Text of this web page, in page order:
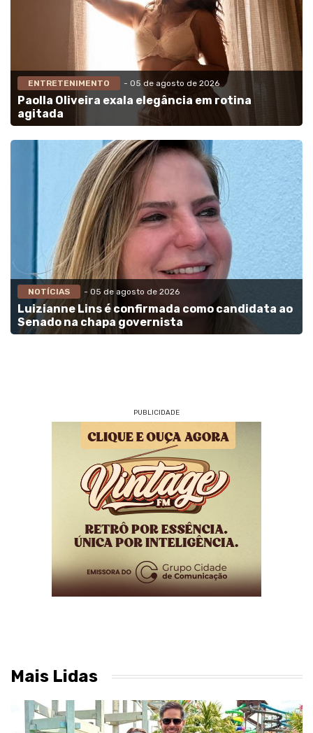
ENTRETENIMENTO - 05 de agosto de 2026
Paolla Oliveira exala elegância em rotina
agitada
NOTÍCIAS - 05 de agosto de 2026
Luizianne Lins é confirmada como candidata ao
Senado na chapa governista
PUBLICIDADE
Mais Lidas